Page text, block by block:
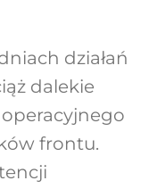
działań
dalekie
frontu.